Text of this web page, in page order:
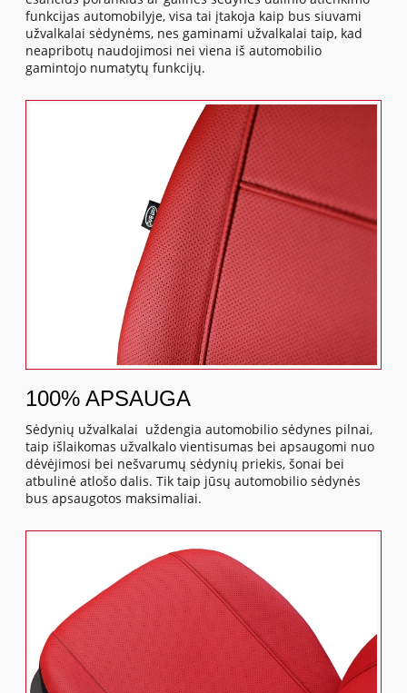
funkcijas automobilyje, visa tai įtakoja kaip bus siuvami
užvalkalai sėdynėms, nes gaminami užvalkalai taip, kad
neapribotų naudojimosi nei viena iš automobilio
gamintojo numatytų funkcijų.
100% APSAUGA
Sėdynių užvalkalai uždengia automobilio sėdynes pilnai,
taip išlaikomas užvalkalo vientisumas bei apsaugomi nuo
dėvėjimosi bei nešvarumų sėdynių priekis, šonai bei
atbulinė atlošo dalis. Tik taip jūsų automobilio sėdynės
bus apsaugotos maksimaliai.